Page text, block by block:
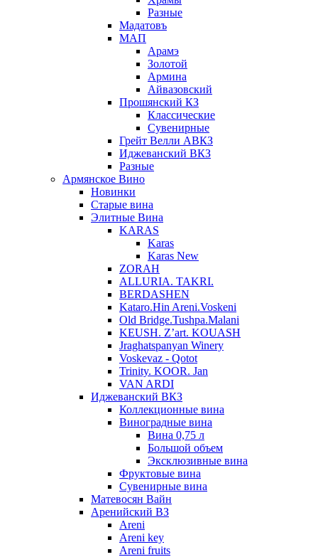
Разные
Мадатовъ
МАП
Арамэ
Золотой
Армина
Айвазовский
Прошянский КЗ
Классические
Сувенирные
Грейт Велли АВКЗ
Иджеванский ВКЗ
Разные
Армянское Вино
Новинки
Старые вина
Элитные Вина
KARAS
Karas
Karas New
ZORAH
ALLURIA. TAKRI.
BERDASHEN
Kataro.Hin Areni.Voskeni
Old Bridge.Tushpa.Malani
KEUSH. Z’art. KOUASH
Jraghatspanyan Winery
Voskevaz - Qotot
Trinity. KOOR. Jan
VAN ARDI
Иджеванский ВКЗ
Коллекционные вина
Виноградные вина
Вина 0,75 л
Большой объем
Эксклюзивные вина
Фруктовые вина
Cувенирные вина
Матевосян Вайн
Аренийский ВЗ
Areni
Areni key
Areni fruits